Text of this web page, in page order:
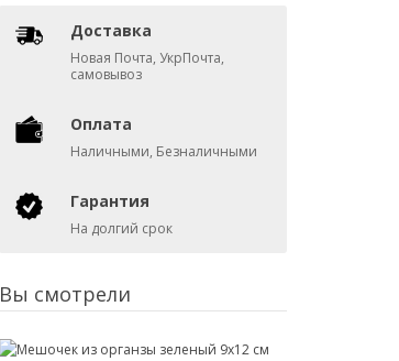
Доставка
Новая Почта, УкрПочта,
самовывоз
Оплата
Наличными, Безналичными
Гарантия
На долгий срок
Вы смотрели